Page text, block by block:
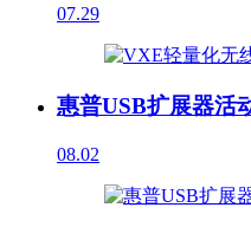
07.29
惠普USB扩展器活
08.02